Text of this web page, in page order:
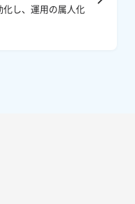
し、運用の属人化